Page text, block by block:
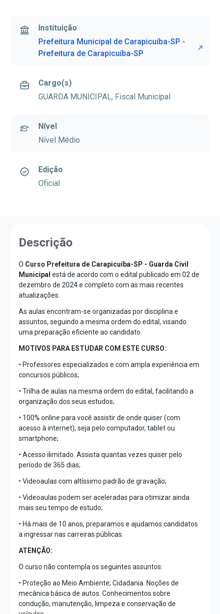
Instituição
Prefeitura Municipal de Carapicuíba-SP -
Prefeitura de Carapicuíba-SP
Cargo(s)
GUARDA MUNICIPAL, Fiscal Municipal
Nível
Nível Médio
Edição
Oficial
Descrição
O Curso Prefeitura de Carapicuíba-SP - Guarda Civil
Municipal está de acordo com o edital publicado em 02 de
dezembro de 2024 e completo com as mais recentes
atualizações.
As aulas encontram-se organizadas por disciplina e
assuntos, seguindo a mesma ordem do edital, visando
uma preparação eficiente ao candidato.
MOTIVOS PARA ESTUDAR COM ESTE CURSO:
• Professores especializados e com ampla experiência em
concursos públicos;
• Trilha de aulas na mesma ordem do edital, facilitando a
organização dos seus estudos;
• 100% online para você assistir de onde quiser (com
acesso à internet), seja pelo computador, tablet ou
smartphone;
• Acesso ilimitado. Assista quantas vezes quiser pelo
período de 365 dias;
• Videoaulas com altíssimo padrão de gravação;
• Videoaulas podem ser aceleradas para otimizar ainda
mais seu tempo de estudo;
• Há mais de 10 anos, preparamos e ajudamos candidatos
a ingressar nas carreiras públicas.
ATENÇÃO:
O curso não contempla os seguintes assuntos:
• Proteção ao Meio Ambiente; Cidadania. Noções de
mecânica básica de autos. Conhecimentos sobre
condução, manutenção, limpeza e conservação de